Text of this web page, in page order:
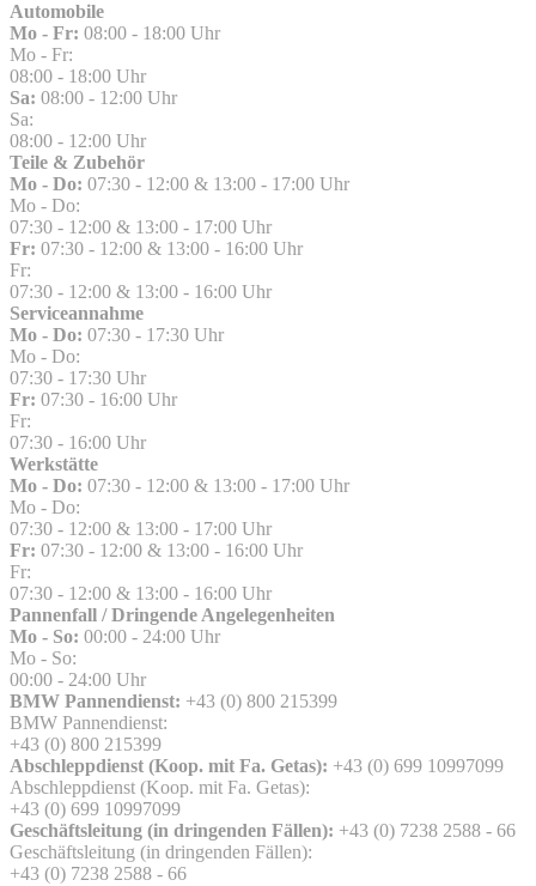
Automobile
Mo - Fr: 08:00 - 18:00 Uhr
Mo - Fr:
08:00 - 18:00 Uhr
Sa: 08:00 - 12:00 Uhr
Sa:
08:00 - 12:00 Uhr
Teile & Zubehör
Mo - Do: 07:30 - 12:00 & 13:00 - 17:00 Uhr
Mo - Do:
07:30 - 12:00 & 13:00 - 17:00 Uhr
Fr: 07:30 - 12:00 & 13:00 - 16:00 Uhr
Fr:
07:30 - 12:00 & 13:00 - 16:00 Uhr
Serviceannahme
Mo - Do: 07:30 - 17:30 Uhr
Mo - Do:
07:30 - 17:30 Uhr
Fr: 07:30 - 16:00 Uhr
Fr:
07:30 - 16:00 Uhr
Werkstätte
Mo - Do: 07:30 - 12:00 & 13:00 - 17:00 Uhr
Mo - Do:
07:30 - 12:00 & 13:00 - 17:00 Uhr
Fr: 07:30 - 12:00 & 13:00 - 16:00 Uhr
Fr:
07:30 - 12:00 & 13:00 - 16:00 Uhr
Pannenfall / Dringende Angelegenheiten
Mo - So: 00:00 - 24:00 Uhr
Mo - So:
00:00 - 24:00 Uhr
BMW Pannendienst: +43 (0) 800 215399
BMW Pannendienst:
+43 (0) 800 215399
Abschleppdienst (Koop. mit Fa. Getas): +43 (0) 699 10997099
Abschleppdienst (Koop. mit Fa. Getas):
+43 (0) 699 10997099
Geschäftsleitung (in dringenden Fällen): +43 (0) 7238 2588 - 66
Geschäftsleitung (in dringenden Fällen):
+43 (0) 7238 2588 - 66